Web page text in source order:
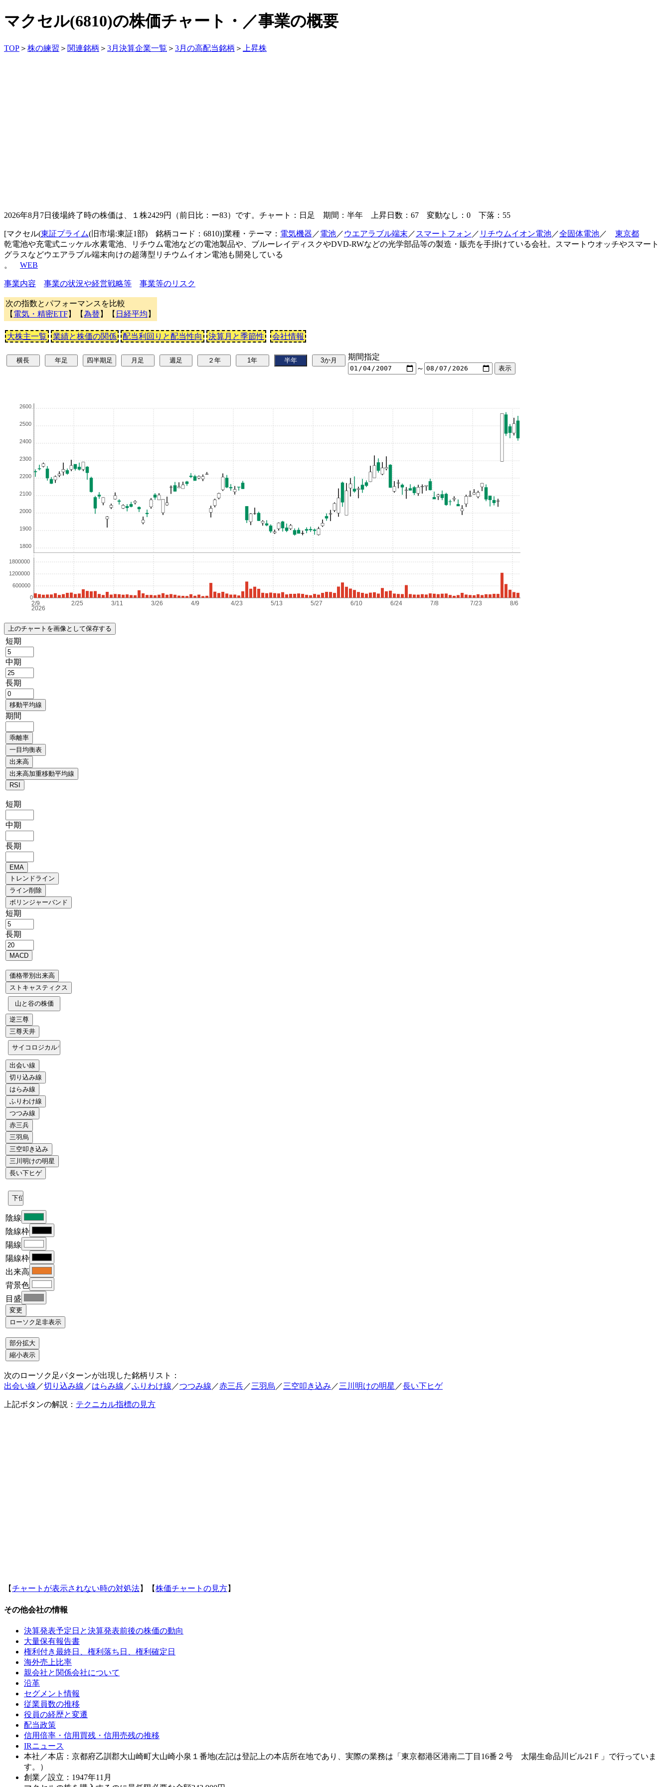
マクセル(6810)の株価チャート・／事業の概要
TOP ＞ 株の練習 ＞ 関連銘柄 ＞ 3月決算企業一覧 ＞ 3月の高配当銘柄 ＞ 上昇株
2026年8月7日後場終了時の株価は、１株2429円（前日比： ー83）です。チャート：日足 期間：半年 上昇日数：67 変動なし：0 下落：55
[マクセル(東証プライム(旧市場:東証1部) 銘柄コード：6810)]業種・テーマ： 電気機器 ／電池／ ウエアラブル端末 ／ スマートフォン ／ リチウムイオン電池／全固体電池／ 東京都
乾電池や充電式ニッケル水素電池、リチウム電池などの電池製品や、ブルーレイディスクやDVD-RWなどの光学部品等の製造・販売を手掛けている会社。スマートウオッチやスマート
グラスなどウエアラブル端末向けの超薄型リチウムイオン電池も開発している
。 WEB
事業内容 事業の状況や経営戦略等 事業等のリスク
次の指数とパフォーマンスを比較
【 電気・精密ETF】【為替】【 日経平均 】
大株主一覧 業績と株価の関係 配当利回りと配当性向 決算月と季節性 会社情報
期間指定
～
短期
中期
長期
期間
短期
中期
長期
短期
長期
陰線
陰線枠
陽線
陽線枠
出来高
背景色
目盛
次のローソク足パターンが出現した銘柄リスト：
出会い線 ／切り込み線 ／はらみ線 ／ふりわけ線 ／つつみ線 ／赤三兵／三羽烏 ／三空叩き込み ／三川明けの明星 ／長い下ヒゲ
上記ボタンの解説： テクニカル指標の見方
【チャートが表示されない時の対処法】【株価チャートの見方】
その他会社の情報
決算発表予定日と決算発表前後の株価の動向
大量保有報告書
権利付き最終日、権利落ち日、権利確定日
海外売上比率
親会社と関係会社について
沿革
セグメント情報
従業員数の推移
役員の経歴と変遷
配当政策
信用倍率・信用買残・信用売残の推移
IRニュース
本社／本店：京都府乙訓郡大山崎町大山崎小泉１番地(左記は登記上の本店所在地であり、実際の業務は「東京都港区港南二丁目16番２号 太陽生命品川ビル21Ｆ」で行っていま
す。）
創業／設立：1947年11月